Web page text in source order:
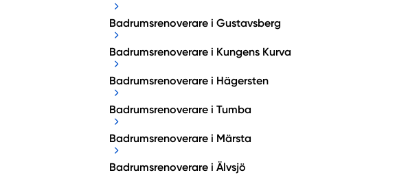
Badrumsrenoverare i Gustavsberg
Badrumsrenoverare i Kungens Kurva
Badrumsrenoverare i Hägersten
Badrumsrenoverare i Tumba
Badrumsrenoverare i Märsta
Badrumsrenoverare i Älvsjö